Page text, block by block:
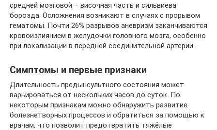
средней мозговой – височная часть и сильвиева
борозда. Осложнения возникают в случаях с прорывом
гематомы. Почти 26% разрывов аневризм заканчиваются
кровоизлиянием в желудочки головного мозга, особенно
при локализации в передней соединительной артерии.
Симптомы и первые признаки
Длительность предынсультного состояния может
варьироваться от нескольких часов до суток. По
некоторым признакам можно обнаружить развитие
болезнетворных процессов и обратиться за помощью к
врачам, что позволит предотвратить тяжёлые